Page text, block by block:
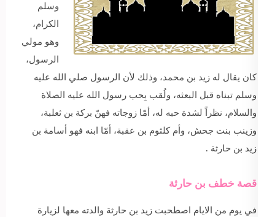
وسلم
الكرام،
وهو مولي
الرسول،
كان يقال له زيد بن محمد، وذلك لأن الرسول صلي الله عليه
وسلم تبناه قبل البعثه، ولُقب بِحب رسول الله عليه الصلاة
والسلام، نظراً لشدة حبه له، أمّا زوجاته فهنّ بركة بن ثعلبة،
وزينب بنت جحش، وأم كلثوم بن عقبة، أمّا ابنه فهو أسامة بن
زيد بن حارثة .
قصة خطف بن حارثة
في يوم من الايام اصطحبت زيد بن حارثة والدته معها لزيارة